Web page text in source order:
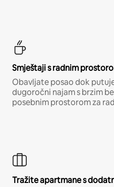
Smještaji s radnim
Obavljate posao dok
dugoročni najam s brzim
posebnim prostorom za
Tražite apartmane s